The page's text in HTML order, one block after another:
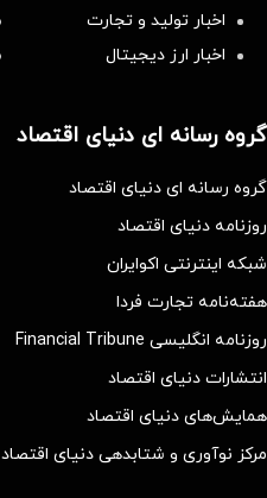
اخبار تولید و تجارت
اخبار ارز دیجیتال
گروه رسانه ای دنیای اقتصاد
گروه رسانه ای دنیای اقتصاد
روزنامه دنیای اقتصاد
شبکه اینترنتی اکوایران
هفته‌نامه تجارت فردا
روزنامه انگلیسی Financial Tribune
انتشارات دنیای اقتصاد
همایش‌های دنیای اقتصاد
مرکز نوآوری و شتابدهی دنیای اقتصاد